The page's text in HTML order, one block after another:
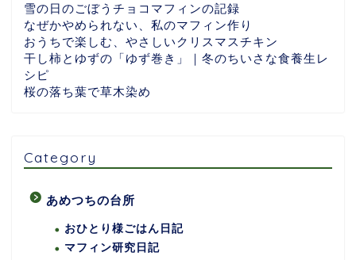
雪の日のごぼうチョコマフィンの記録
なぜかやめられない、私のマフィン作り
おうちで楽しむ、やさしいクリスマスチキン
干し柿とゆずの「ゆず巻き」｜冬のちいさな食養生レ
シピ
桜の落ち葉で草木染め
Category
あめつちの台所
おひとり様ごはん日記
マフィン研究日記